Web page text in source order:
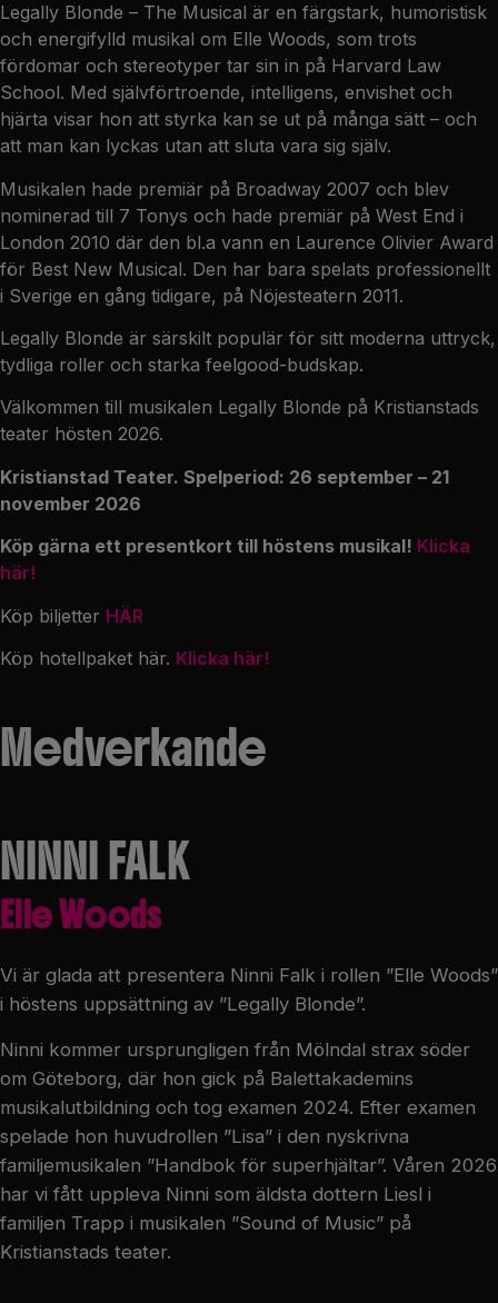
Legally Blonde – The Musical är en färgstark, humoristisk
och energifylld musikal om Elle Woods, som trots
fördomar och stereotyper tar sin in på Harvard Law
School. Med självförtroende, intelligens, envishet och
hjärta visar hon att styrka kan se ut på många sätt – och
att man kan lyckas utan att sluta vara sig själv.
Musikalen hade premiär på Broadway 2007 och blev
nominerad till 7 Tonys och hade premiär på West End i
London 2010 där den bl.a vann en Laurence Olivier Award
för Best New Musical. Den har bara spelats professionellt
i Sverige en gång tidigare, på Nöjesteatern 2011.
Legally Blonde är särskilt populär för sitt moderna uttryck,
tydliga roller och starka feelgood-budskap.
Välkommen till musikalen Legally Blonde på Kristianstads
teater hösten 2026.
Kristianstad Teater. Spelperiod: 26 september – 21
november 2026
Köp gärna ett presentkort till höstens musikal! Klicka
här!
Köp biljetter HÄR
Köp hotellpaket här. Klicka här!
Medverkande
NINNI FALK
Elle Woods
Vi är glada att presentera Ninni Falk i rollen ”Elle Woods”
i höstens uppsättning av ”Legally Blonde”.
Ninni kommer ursprungligen från Mölndal strax söder
om Göteborg, där hon gick på Balettakademins
musikalutbildning och tog examen 2024. Efter examen
spelade hon huvudrollen ”Lisa” i den nyskrivna
familjemusikalen ”Handbok för superhjältar”. Våren 2026
har vi fått uppleva Ninni som äldsta dottern Liesl i
familjen Trapp i musikalen ”Sound of Music” på
Kristianstads teater.